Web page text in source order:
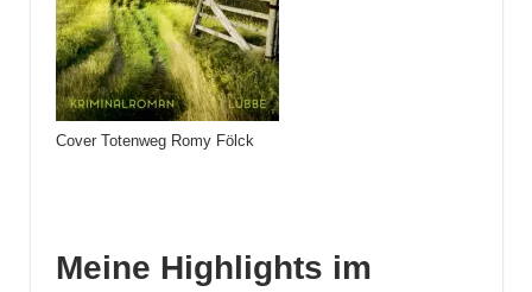
Cover Totenweg Romy Fölck
Meine Highlights im